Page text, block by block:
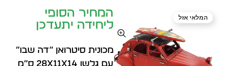
מכונית סיטרואן “דה שבו”
עם גלשן 28x11X14 ס”מ
המחיר הסופי
ליחידה יתעדכן
המלאי אזל